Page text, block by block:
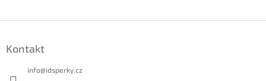
Kontakt
info@idsperky.cz